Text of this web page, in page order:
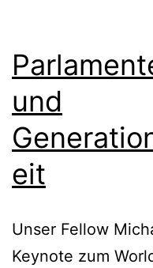
und
eit
Unser Fellow
Keynote zum